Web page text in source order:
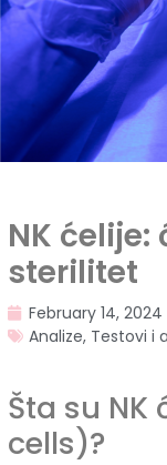
NK ćelije:
sterilitet
February 14, 2024
Analize, Testovi i
Šta su
cells)?